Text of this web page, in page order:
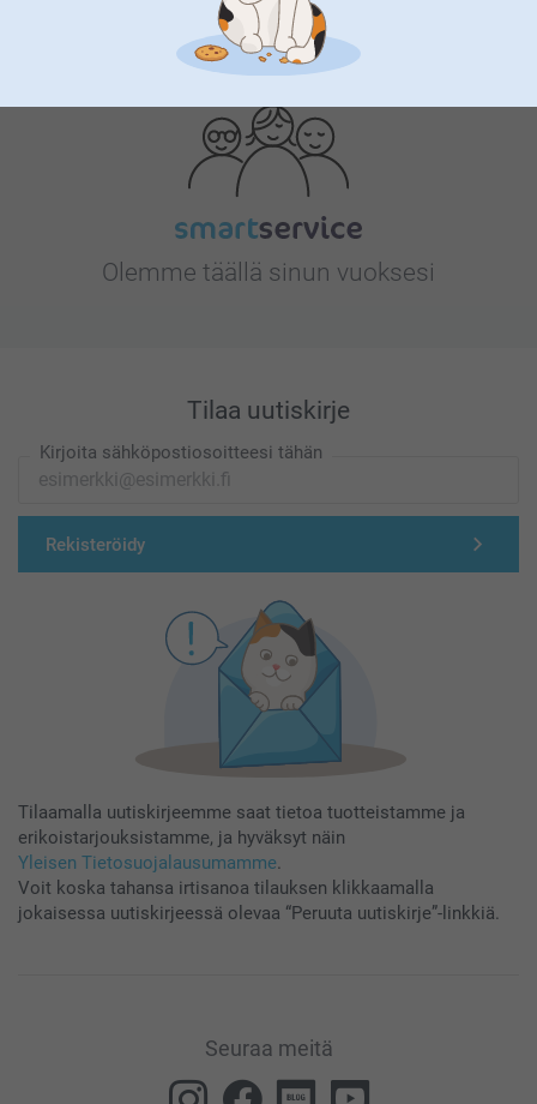
Etsitkö inspiraatiota?
Olemme täällä sinun vuoksesi
Tilaa uutiskirje
Kirjoita sähköpostiosoitteesi tähän
Rekisteröidy
Tilaamalla uutiskirjeemme saat tietoa tuotteistamme ja
erikoistarjouksistamme, ja hyväksyt näin
Yleisen Tietosuojalausumamme.
Voit koska tahansa irtisanoa tilauksen klikkaamalla
jokaisessa uutiskirjeessä olevaa “Peruuta uutiskirje”-linkkiä.
Seuraa meitä